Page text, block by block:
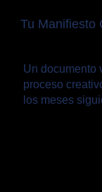
Tu Manifiesto
Un documento
proceso
los meses